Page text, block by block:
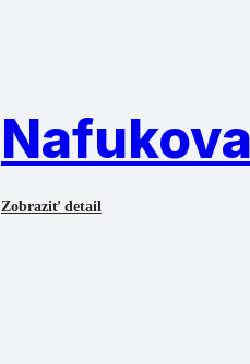
Zobraziť detail